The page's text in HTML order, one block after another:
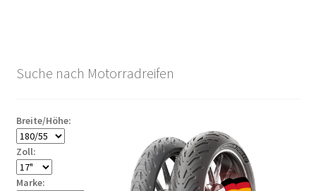
Suche nach Motorradreifen
Breite/Höhe:
Zoll:
Marke: